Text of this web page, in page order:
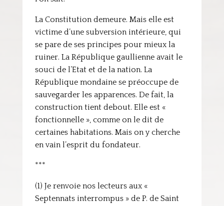
La Constitution demeure. Mais elle est
victime d’une subversion intérieure, qui
se pare de ses principes pour mieux la
ruiner. La République gaullienne avait le
souci de l’Etat et de la nation. La
République mondaine se préoccupe de
sauvegarder les apparences. De fait, la
construction tient debout. Elle est «
fonctionnelle », comme on le dit de
certaines habitations. Mais on y cherche
en vain l’esprit du fondateur.
***
(1) Je renvoie nos lecteurs aux «
Septennats interrompus » de P. de Saint